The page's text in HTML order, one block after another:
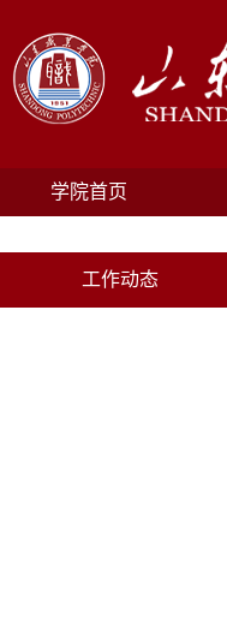
学院首页
工作动态